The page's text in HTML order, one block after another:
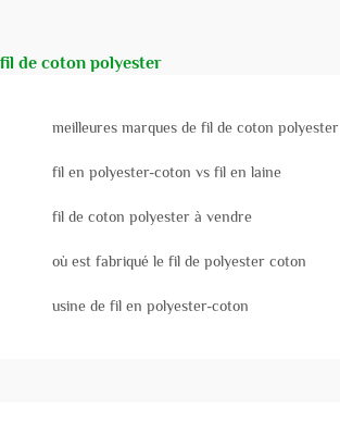
fil de coton polyester
meilleures marques de fil de coton polyester
fil en polyester-coton vs fil en laine
fil de coton polyester à vendre
où est fabriqué le fil de polyester coton
usine de fil en polyester-coton